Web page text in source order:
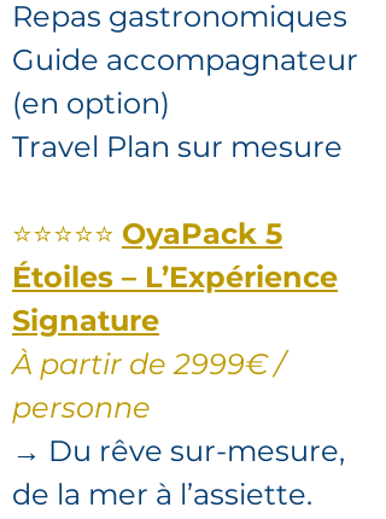
Repas gastronomiques
Guide accompagnateur
(en option)
Travel Plan sur mesure
⭐⭐⭐⭐⭐ OyaPack 5
Étoiles – L’Expérience
Signature
À partir de 2999€ /
personne
→ Du rêve sur-mesure,
de la mer à l’assiette.